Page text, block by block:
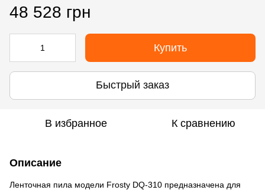
48 528 грн
Купить
Быстрый заказ
В избранное К сравнению
Описание
Ленточная пила модели Frosty DQ-310 предназначена для